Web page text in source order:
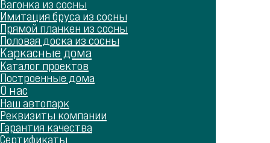
Вагонка из сосны
Имитация бруса из сосны
Прямой планкен из сосны
Половая доска из сосны
Каркасные дома
Каталог проектов
Построенные дома
О нас
Наш автопарк
Реквизиты компании
Гарантия качества
Сертификаты